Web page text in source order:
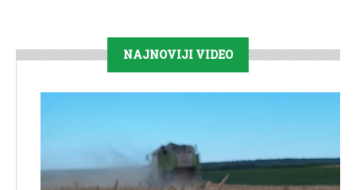
NAJNOVIJI VIDEO